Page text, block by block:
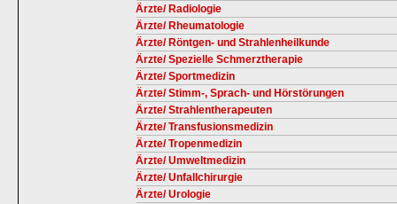
Ärzte/ Radiologie
Ärzte/ Rheumatologie
Ärzte/ Röntgen- und Strahlenheilkunde
Ärzte/ Spezielle Schmerztherapie
Ärzte/ Sportmedizin
Ärzte/ Stimm-, Sprach- und Hörstörungen
Ärzte/ Strahlentherapeuten
Ärzte/ Transfusionsmedizin
Ärzte/ Tropenmedizin
Ärzte/ Umweltmedizin
Ärzte/ Unfallchirurgie
Ärzte/ Urologie